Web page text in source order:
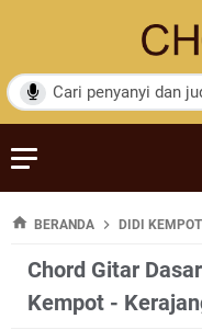
BERANDA DIDI KEMPOT
Chord Gitar
Kempot -